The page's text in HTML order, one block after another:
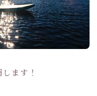
ます！